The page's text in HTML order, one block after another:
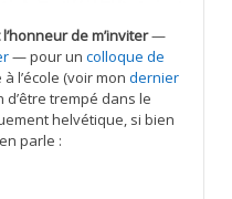
de m’inviter—
— pour un colloque de
l’école (voir mon dernier
d’être trempé dans le
helvétique, si bien
parle :